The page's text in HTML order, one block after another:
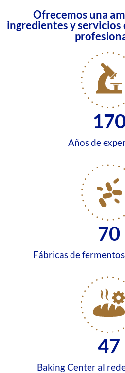
Ofrecemos una
ingredientes y servicios
Años de
Fábricas de
70
Baking Center al
47